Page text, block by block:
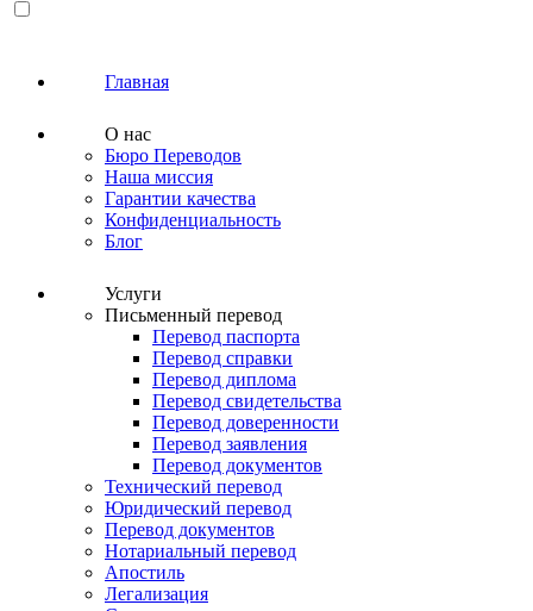
Главная
О нас
Бюро Переводов
Наша миссия
Гарантии качества
Конфиденциальность
Блог
Услуги
Письменный перевод
Перевод паспорта
Перевод справки
Перевод диплома
Перевод свидетельства
Перевод доверенности
Перевод заявления
Перевод документов
Технический перевод
Юридический перевод
Перевод документов
Нотариальный перевод
Апостиль
Легализация